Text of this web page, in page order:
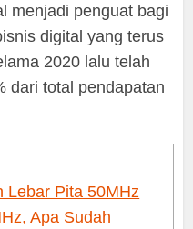
menjadi penguat bagi
digital yang terus
2020 lalu telah
dari total pendapatan
Lebar Pita 50MHz
Apa Sudah